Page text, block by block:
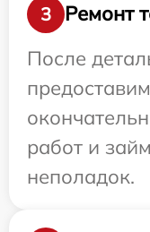
3
Ремонт
После
работ и
неполадок.